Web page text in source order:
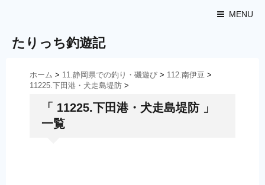
MENU
たりっち釣遊記
ホーム > 11.静岡県での釣り・磯遊び > 112.南伊豆 >
11225.下田港・犬走島堤防 >
「 11225.下田港・犬走島堤防 」
一覧